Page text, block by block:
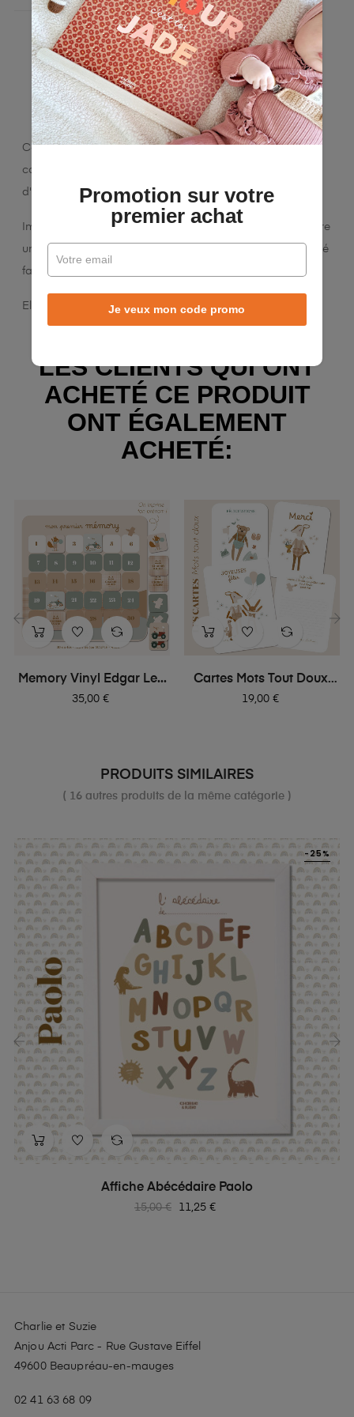
LA DESCRIPTION DÉTAILS DU PRODUIT
Cette affiche de 30 x 40 cm convient à différents espaces
comme la maison, les salles de classe ou les zones
d'apprentissage.
Imprimée sur du papier blanc de 140 grammes, elle assure
une qualité d'impression supérieure et une bonne durabilité
face à l'usage fréquent.
Elle est conçue et produite en France.
LES CLIENTS QUI ONT
ACHETÉ CE PRODUIT
ONT ÉGALEMENT
ACHETÉ:
Memory Vinyl Edgar Le...
Prix
35,00 €
Cartes Mots Tout Doux,
Des...
Prix
19,00 €
PRODUITS SIMILAIRES
( 16 autres produits de la même catégorie )
Affiche Abécédaire Paolo
Prix
15,00 €
-25%
Prix
11,25 €
Charlie et Suzie
Anjou Acti Parc - Rue Gustave Eiffel
49600 Beaupréau-en-mauges
02 41 63 68 09
Promotion sur votre
premier achat
Je veux mon code promo